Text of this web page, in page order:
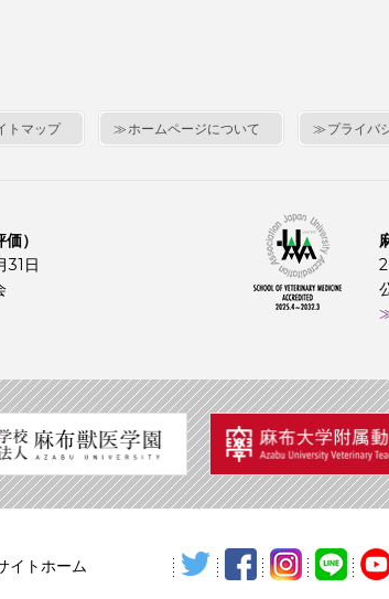
トマップ ホームページについて プライバ
）
31日
イトホーム